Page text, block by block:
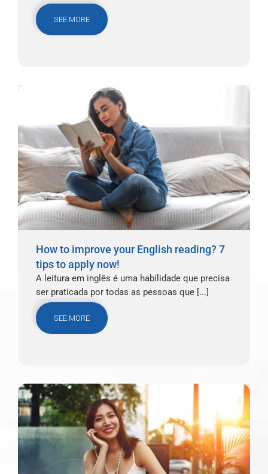
SEE MORE
How to improve your English reading? 7
tips to apply now!
A leitura em inglês é uma habilidade que precisa
ser praticada por todas as pessoas que [...]
SEE MORE